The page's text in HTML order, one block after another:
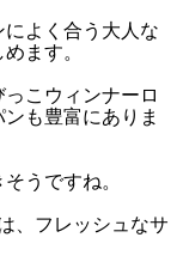
によく合う大人な
ます。
こウィンナーロ
も豊富にありま
うですね。
、フレッシュなサ